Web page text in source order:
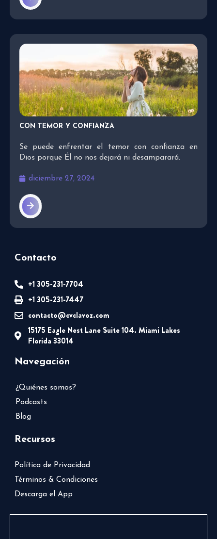
CON TEMOR Y CONFIANZA
Se puede enfrentar el temor con confianza en
Dios porque Él no nos dejará ni desamparará.
diciembre 27, 2024
Contacto
+1 305-231-7704
+1 305-231-7447
contacto@cvclavoz.com
15175 Eagle Nest Lane Suite 104. Miami Lakes
Florida 33014
Navegación
¿Quiénes somos?
Podcasts
Blog
Recursos
Política de Privacidad
Términos & Condiciones
Descarga el App